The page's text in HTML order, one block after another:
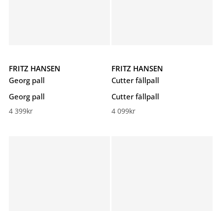
FRITZ HANSEN
Georg pall
Georg pall
4 399kr
FRITZ HANSEN
Cutter fällpall
Cutter fällpall
4 099kr